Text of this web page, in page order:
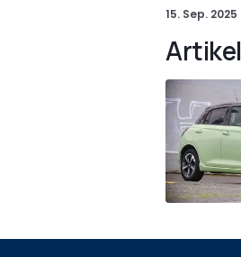
15. Sep. 2025
Artikel